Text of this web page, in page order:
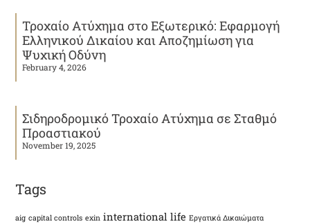
Τροχαίο Ατύχημα στο Εξωτερικό: Εφαρμογή
Ελληνικού Δικαίου και Αποζημίωση για
Ψυχική Οδύνη
February 4, 2026
Σιδηροδρομικό Τροχαίο Ατύχημα σε Σταθμό
Προαστιακού
November 19, 2025
Tags
aig capital controls exin international life Εργατικά Δικαιώματα